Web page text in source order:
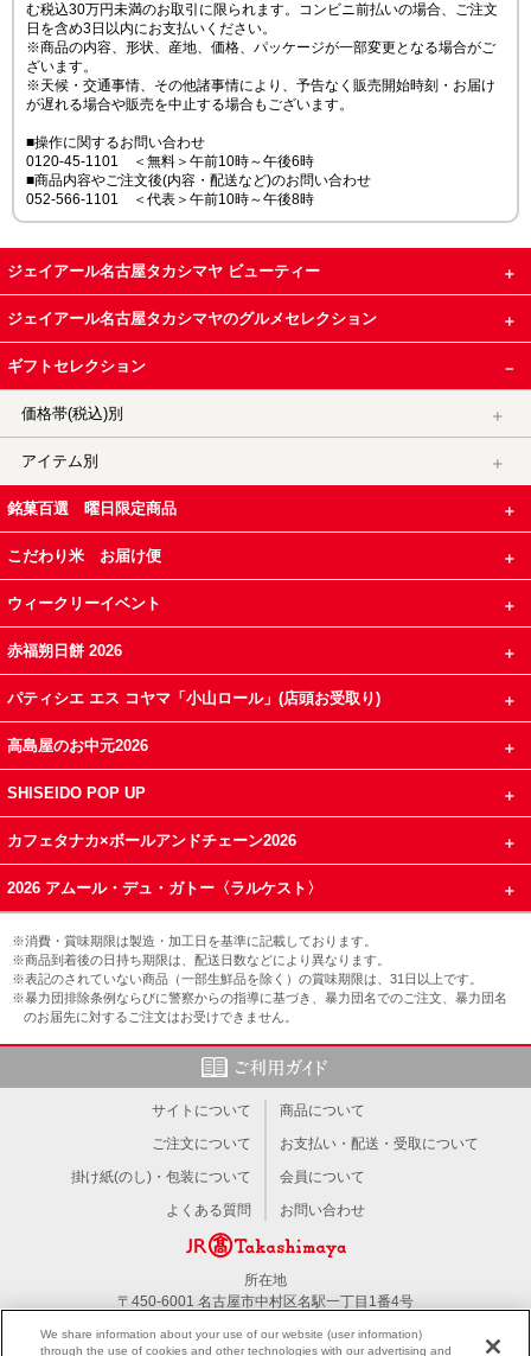
む税込30万円未満のお取引に限られます。コンビニ前払いの場合、ご注文
日を含め3日以内にお支払いください。
※商品の内容、形状、産地、価格、パッケージが一部変更となる場合がご
ざいます。
※天候・交通事情、その他諸事情により、予告なく販売開始時刻・お届け
が遅れる場合や販売を中止する場合もございます。
■操作に関するお問い合わせ
0120-45-1101 ＜無料＞午前10時～午後6時
■商品内容やご注文後(内容・配送など)のお問い合わせ
052-566-1101 ＜代表＞午前10時～午後8時
ジェイアール名古屋タカシマヤ ビューティー
ジェイアール名古屋タカシマヤのグルメセレクション
ギフトセレクション
価格帯(税込)別
アイテム別
銘菓百選 曜日限定商品
こだわり米 お届け便
ウィークリーイベント
赤福朔日餅 2026
パティシエ エス コヤマ「小山ロール」(店頭お受取り)
高島屋のお中元2026
SHISEIDO POP UP
カフェタナカ×ボールアンドチェーン2026
2026 アムール・デュ・ガトー〈ラルケスト〉
※消費・賞味期限は製造・加工日を基準に記載しております。
※商品到着後の日持ち期限は、配送日数などにより異なります。
※表記のされていない商品（一部生鮮品を除く）の賞味期限は、31日以上です。
※暴力団排除条例ならびに警察からの指導に基づき、暴力団名でのご注文、暴力団名
のお届先に対するご注文はお受けできません。
サイトについて
商品について
ご注文について
お支払い・配送・受取について
掛け紙(のし)・包装について
会員について
よくある質問
お問い合わせ
所在地
〒450-6001 名古屋市中村区名駅一丁目1番4号
We share information about your use of our website (user information)
through the use of cookies and other technologies with our advertising and